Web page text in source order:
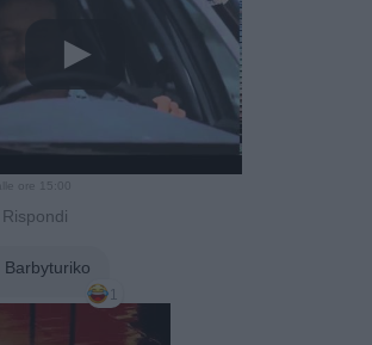
Rispondi
Barbyturiko
1